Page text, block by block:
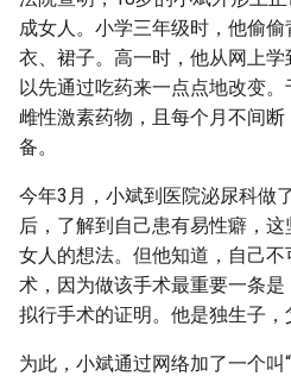
a
c
成女人。小学三年级时，他偷
衣、裙子。高一时，他从网上
以先通过吃药来一点点地改变
雌性激素药物，且每个月不间
备。
今年3月，小斌到医院泌尿科做
后，了解到自己患有易性癖，
女人的想法。但他知道，自己
术，因为做该手术最重要一条
拟行手术的证明。他是独生子，
为此，小斌通过网络加了一个叫